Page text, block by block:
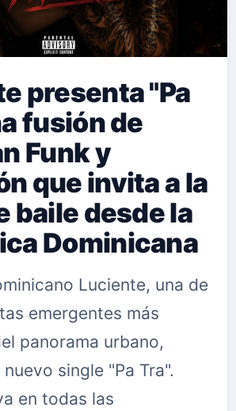
presenta "Pa
fusión de
Funk y
que invita a la
baile desde la
Dominicana
Luciente, una de
emergentes más
panorama urbano,
single "Pa Tra".
en todas las